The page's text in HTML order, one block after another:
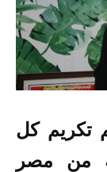
تكريم كل
من مصر